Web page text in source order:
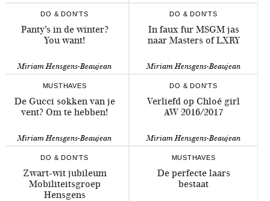
DO & DON'TS
Panty’s in de winter?
You want!
Miriam Hensgens-Beaujean
DO & DON'TS
In faux fur MSGM jas
naar Masters of LXRY
Miriam Hensgens-Beaujean
MUSTHAVES
De Gucci sokken van je
vent? Om te hebben!
Miriam Hensgens-Beaujean
DO & DON'TS
Verliefd op Chloé girl
AW 2016/2017
Miriam Hensgens-Beaujean
DO & DON'TS
Zwart-wit jubileum
Mobiliteitsgroep
Hensgens
MUSTHAVES
De perfecte laars
bestaat